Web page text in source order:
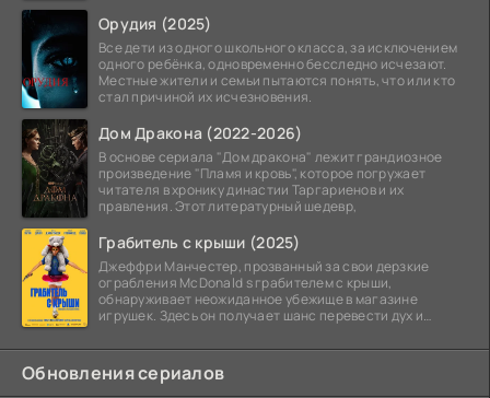
Орудия (2025)
Все дети из одного школьного класса, за исключением
одного ребёнка, одновременно бесследно исчезают.
Местные жители и семьи пытаются понять, что или кто
стал причиной их исчезновения.
Дом Дракона (2022-2026)
В основе сериала "Дом дракона" лежит грандиозное
произведение "Пламя и кровь", которое погружает
читателя в хронику династии Таргариенов и их
правления. Этот литературный шедевр,
Грабитель с крыши (2025)
Джеффри Манчестер, прозванный за свои дерзкие
ограбления McDonald s грабителем с крыши,
обнаруживает неожиданное убежище в магазине
игрушек. Здесь он получает шанс перевести дух и
Обновления сериалов